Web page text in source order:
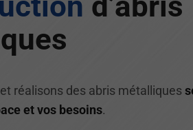
réalisons des abris métalliques
et vos besoins.